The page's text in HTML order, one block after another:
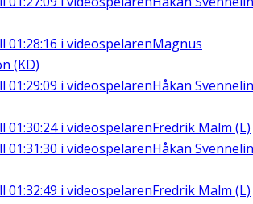
01:28:16 i videospelarenMagnus
(KD)
01:29:09 i videospelarenHåkan
01:30:24i videospelarenFredrik Malm (L)
01:31:30 i videospelarenHåkan
01:32:49 i videospelarenFredrik Malm (L)